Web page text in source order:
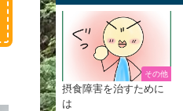
その他
摂食障害を治すために
は